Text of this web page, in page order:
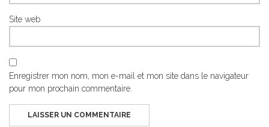
Site web
Enregistrer mon nom, mon e-mail et mon site dans le navigateur
pour mon prochain commentaire.